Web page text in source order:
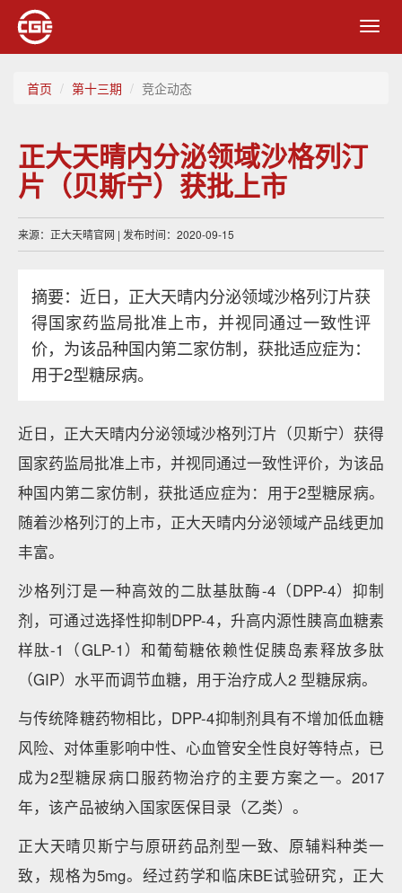
首页 第十三期 竞企动态
正大天晴内分泌领域沙格列汀
片（贝斯宁）获批上市
来源：正大天晴官网 | 发布时间：2020-09-15
摘要：近日，正大天晴内分泌领域沙格列汀片获
得国家药监局批准上市，并视同通过一致性评
价，为该品种国内第二家仿制，获批适应症为：
用于2型糖尿病。
近日，正大天晴内分泌领域沙格列汀片（贝斯宁）获得
国家药监局批准上市，并视同通过一致性评价，为该品
种国内第二家仿制，获批适应症为：用于2型糖尿病。
随着沙格列汀的上市，正大天晴内分泌领域产品线更加
丰富。
沙格列汀是一种高效的二肽基肽酶-4（DPP-4）抑制
剂，可通过选择性抑制DPP-4，升高内源性胰高血糖素
样肽-1（GLP-1）和葡萄糖依赖性促胰岛素释放多肽
（GIP）水平而调节血糖，用于治疗成人2 型糖尿病。
与传统降糖药物相比，DPP-4抑制剂具有不增加低血糖
风险、对体重影响中性、心血管安全性良好等特点，已
成为2型糖尿病口服药物治疗的主要方案之一。2017
年，该产品被纳入国家医保目录（乙类）。
正大天晴贝斯宁与原研药品剂型一致、原辅料种类一
致，规格为5mg。经过药学和临床BE试验研究，正大